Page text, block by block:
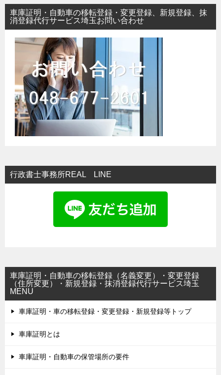
ビ
ゲ
車庫証明・自動車の移転登録・変更登録、新規登録、抹
消登録代行サービス埼玉お問い合わせ
行政書士事務所REAL LINE
車庫証明・自動車の移転登録（名義変更）・変更登録
（住所変更）・新規登録・抹消登録代行サービス埼玉
MENU
車庫証明・車の移転登録・変更登録・新規登録等トップ
車庫証明とは
車庫証明・自動車の保管場所の要件